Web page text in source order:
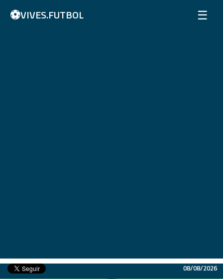
⚽VIVES.FUTBOL ☰
Inicio 08/08/2026